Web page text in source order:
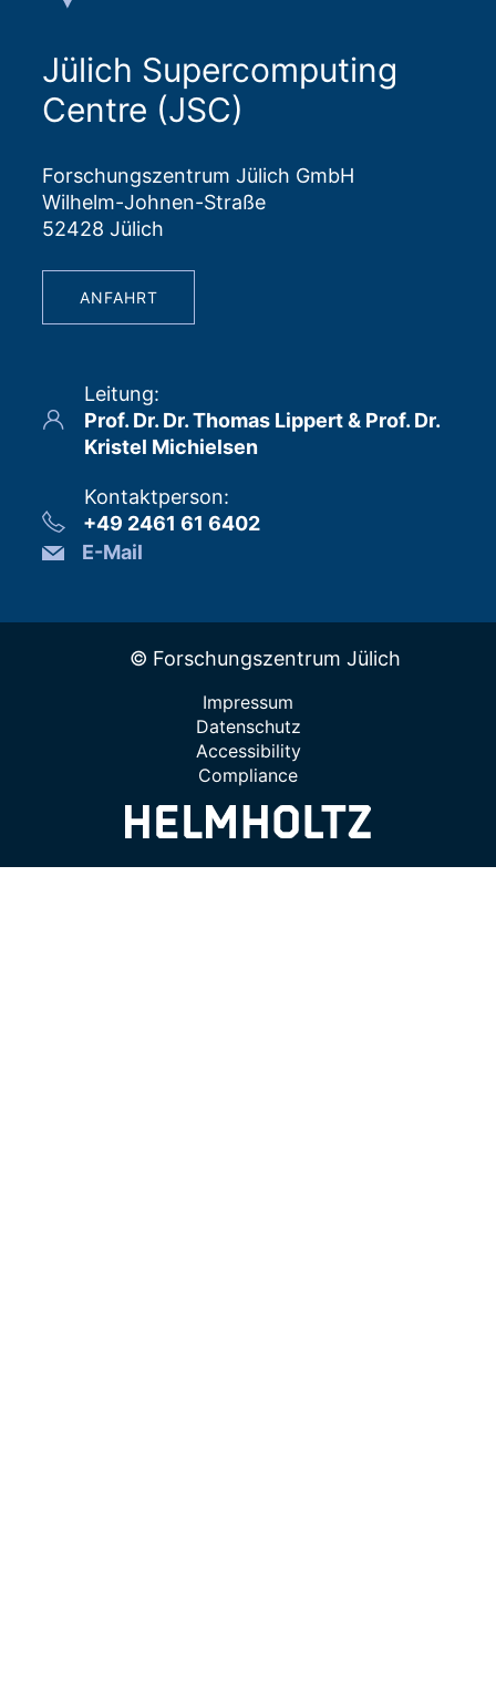
Jülich Supercomputing
Centre (JSC)
Forschungszentrum Jülich GmbH
Wilhelm-Johnen-Straße
52428 Jülich
ANFAHRT
Leitung:
Prof. Dr. Dr. Thomas Lippert & Prof. Dr.
Kristel Michielsen
Kontaktperson:
+49 2461 61 6402
E-Mail
© Forschungszentrum Jülich
Impressum
Datenschutz
Accessibility
Compliance